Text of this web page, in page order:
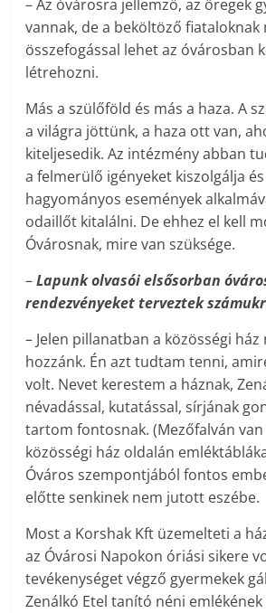
– Az óvárosra jellemző, az öregek
vannak, de a beköltöző fiataloknak
összefogással lehet az óvárosban
létrehozni.
Más a szülőföld és más a haza. A
a világra jöttünk, a haza ott van,
kiteljesedik. Az intézmény abban
a felmerülő igényeket kiszolgálja
hagyományos események
odaillőt kitalálni. De ehhez el kell
Óvárosnak, mire van szüksége.
–Lapunk olvasói elsősorban
rendezvényeket terveztek
– Jelen pillanatban a közösségi
hozzánk. Én azt tudtam tenni,
volt. Nevet kerestem a háznak,
névadással, kutatással, sírjának
tartom fontosnak. (Mezőfalván
közösségi ház oldalán
Óváros szempontjából fontos
előtte senkinek nem jutott eszébe.
Most a Korshak Kft üzemelteti a
az Óvárosi Napokon óriási sikere
tevékenységet végző gyermekek
Zenálkó Etel tanító néni